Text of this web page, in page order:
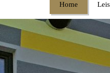
Home